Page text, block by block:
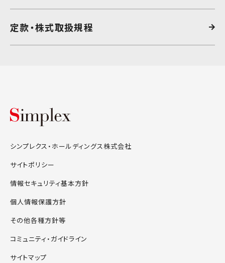
定款・株式取扱規程
シンプレクス・ホールディングス株式会社
サイトポリシー
情報セキュリティ基本方針
個人情報保護方針
その他各種方針等
コミュニティ・ガイドライン
サイトマップ